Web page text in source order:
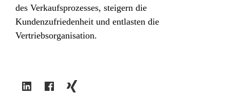
des Verkaufsprozesses, steigern die
Kundenzufriedenheit und entlasten die
Vertriebsorganisation.